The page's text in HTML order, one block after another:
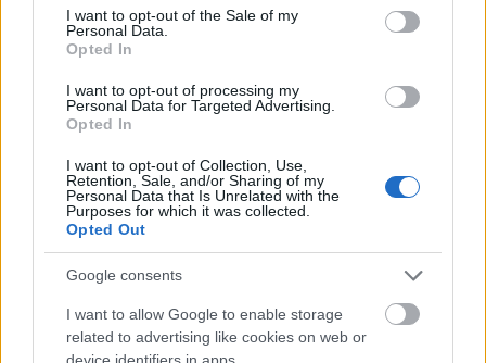
consent section.
I want to opt-out of the Sale of my
Personal Data.
Opted In
I want to opt-out of processing my
Personal Data for Targeted Advertising.
Opted In
I want to opt-out of Collection, Use,
Retention, Sale, and/or Sharing of my
Personal Data that Is Unrelated with the
Purposes for which it was collected.
Opted Out
Google consents
I want to allow Google to enable storage
related to advertising like cookies on web or
device identifiers in apps.
A Swietelsky Vasúttechnika Kft. munkájával újult meg a 30-as
vasútvonal Lepsény − Balatonszentgyörgy szakasza, illetve a
Fonyód – Kaposvár vasútvonal. A 2018-ban lezárult
fejlesztésben közel 140 kilométer hosszú vasúti pályát
korszerűsítettek.
Újabb településeken érhető el a DIGI mobil